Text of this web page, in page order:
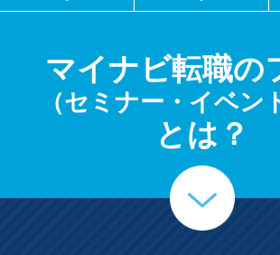
マイナビ転職の
（セミナー・イベン
とは？